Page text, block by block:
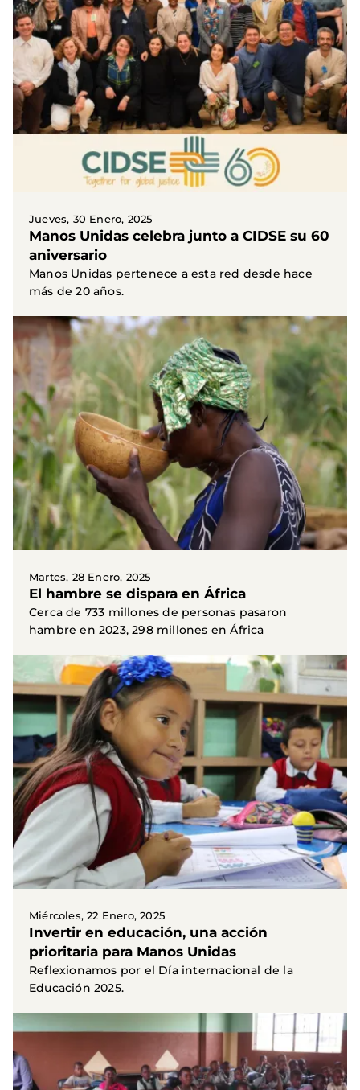
Jueves, 30 Enero, 2025
Manos Unidas celebra junto a CIDSE su 60
aniversario
Manos Unidas pertenece a esta red desde hace
más de 20 años.
Martes, 28 Enero, 2025
El hambre se dispara en África
Cerca de 733 millones de personas pasaron
hambre en 2023, 298 millones en África
Miércoles, 22 Enero, 2025
Invertir en educación, una acción
prioritaria para Manos Unidas
Reflexionamos por el Día internacional de la
Educación 2025.